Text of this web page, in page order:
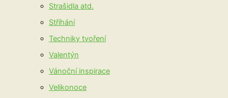
Strašidla atd.
Stříhání
Techniky tvoření
Valentýn
Vánoční inspirace
Velikonoce